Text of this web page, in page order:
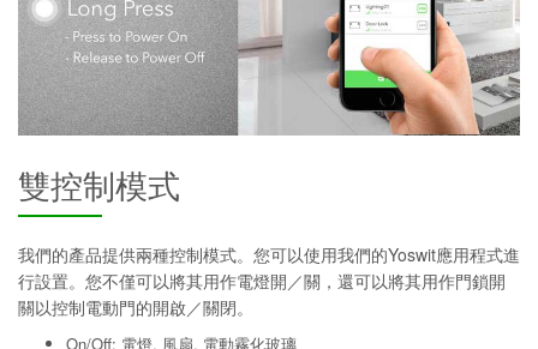
雙控制模式
我們的產品提供兩種控制模式。您可以使用我們的Yoswit應用程式進
行設置。您不僅可以將其用作電燈開／關，還可以將其用作門鎖開
關以控制電動門的開啟／關閉。
On/Off: 電燈, 風扇, 電動霧化玻璃